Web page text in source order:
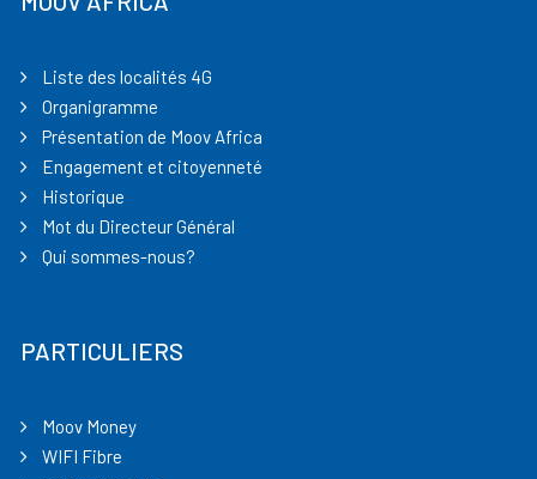
Liste des localités 4G
Organigramme
Présentation de Moov Africa
Engagement et citoyenneté
Historique
Mot du Directeur Général
Qui sommes-nous?
PARTICULIERS
Moov Money
WIFI Fibre